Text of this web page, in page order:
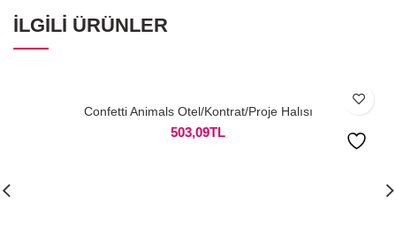
İLGILI ÜRÜNLER
Confetti Animals Otel/Kontrat/Proje Halısı
503,09TL